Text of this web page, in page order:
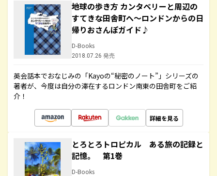
地球の歩き方 カンタベリーと周辺の
すてきな田舎町へ～ロンドンからの日
帰りおさんぽガイド♪
D-Books
2018.07.26 発売
英会話本でおなじみの「Kayoの“秘密のノート”」シリーズの
著者が、今度は自分の滞在するロンドン南東の田舎町をご紹
介！
詳細を見る
とろとろトロピカル ある旅の記録と
記憶。 第1巻
D-Books